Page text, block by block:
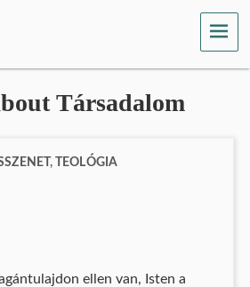
Társadalom
,TEOLÓGIA
ellen van, Isten a